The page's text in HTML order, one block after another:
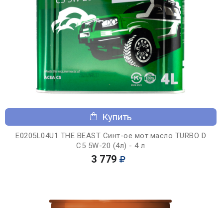
Купить
E0205L04U1 THE BEAST Синт-ое мот.масло TURBO D
C5 5W-20 (4л) - 4 л
3 779